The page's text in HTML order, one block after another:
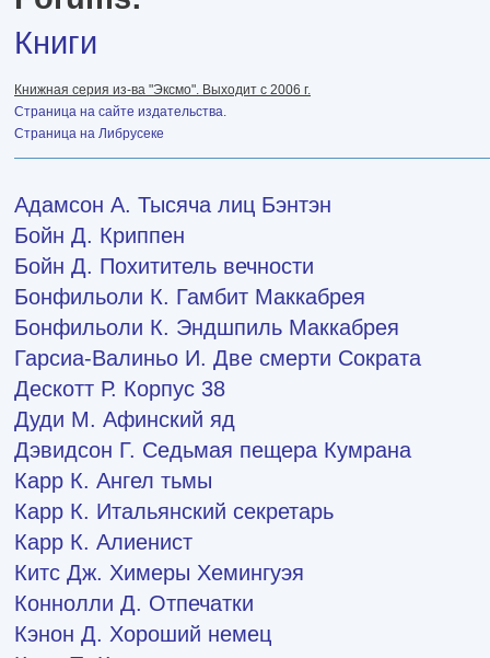
Книги
Книжная серия из-ва "Эксмо". Выходит с 2006 г.
Страница на сайте издательства.
Страница на Либрусеке
Адамсон А. Тысяча лиц Бэнтэн
Бойн Д. Криппен
Бойн Д. Похититель вечности
Бонфильоли К. Гамбит Маккабрея
Бонфильоли К. Эндшпиль Маккабрея
Гарсиа-Валиньо И. Две смерти Сократа
Дескотт Р. Корпус 38
Дуди М. Афинский яд
Дэвидсон Г. Седьмая пещера Кумрана
Карр К. Ангел тьмы
Карр К. Итальянский секретарь
Карр К. Алиенист
Китс Дж. Химеры Хемингуэя
Коннолли Д. Отпечатки
Кэнон Д. Хороший немец